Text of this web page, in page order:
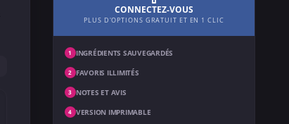
CONNECTEZ-VOUS
PLUS D'OPTIONS GRATUIT ET EN 1 CLIC
1 INGRÉDIENTS SAUVEGARDÉS
2 FAVORIS ILLIMITÉS
3 NOTES ET AVIS
4 VERSION IMPRIMABLE